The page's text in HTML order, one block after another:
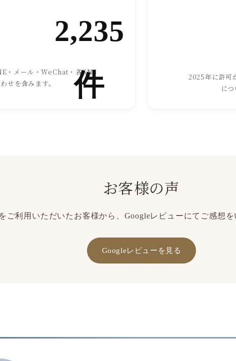
2,235
件
・メール・WeChat・各SNS
せを含みます。
2025年に許可
に
お客様の声
ご利用いただいたお客様から、Googleレビューにてご感想を
Googleレビューを見る